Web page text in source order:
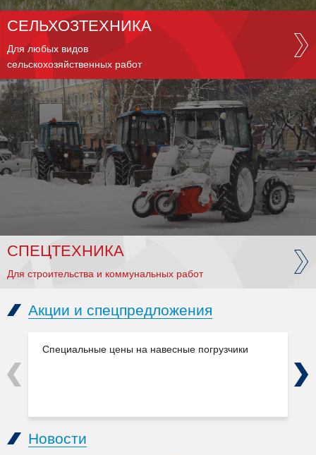
СЕЛЬХОЗТЕХНИКА
Для любых видов
сельскохозяйственных работ
СПЕЦТЕХНИКА
Для строительства и коммунальных работ
Акции и спецпредложения
Специальные цены на навесные погрузчики
Previous Next
Новости